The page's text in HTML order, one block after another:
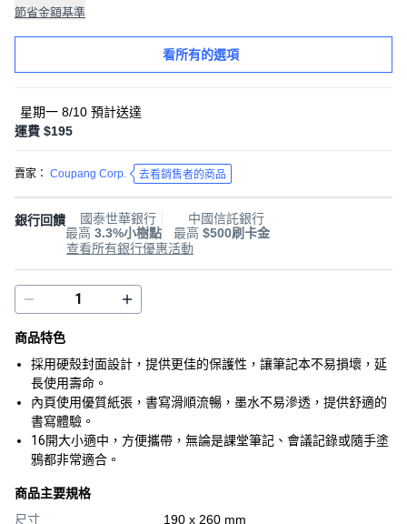
節省金額基準
看所有的選項
星期一 8/10 預計送達
運費 $195
賣家： Coupang Corp. 去看銷售者的商品
銀行回饋
國泰世華銀行
最高 3.3%小樹點
中國信託銀行
最高 $500刷卡金
查看所有銀行優惠活動
商品特色
採用硬殼封面設計，提供更佳的保護性，讓筆記本不易損壞，延
長使用壽命。
內頁使用優質紙張，書寫滑順流暢，墨水不易滲透，提供舒適的
書寫體驗。
16開大小適中，方便攜帶，無論是課堂筆記、會議記錄或隨手塗
鴉都非常適合。
商品主要規格
尺寸
190 x 260 mm